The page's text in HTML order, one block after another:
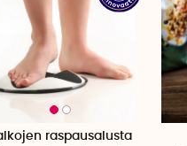
raspausalusta